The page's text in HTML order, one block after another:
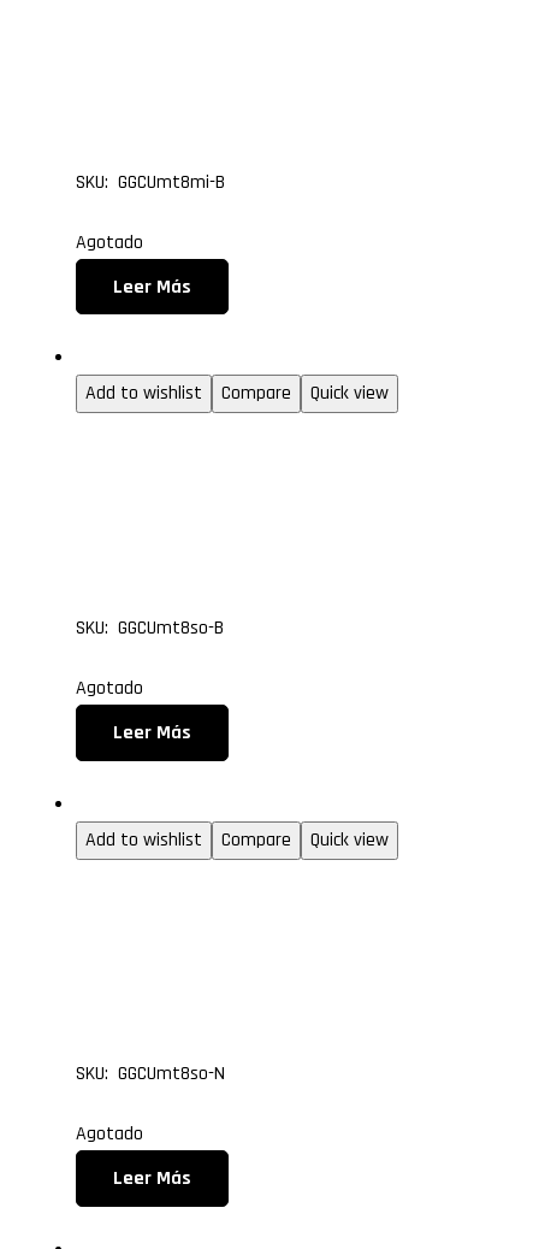
SKU: GGCUmt8mi-B
Agotado
Leer Más
Add to wishlist
Compare Quick view
SKU: GGCUmt8so-B
Agotado
Leer Más
Add to wishlist
Compare Quick view
SKU: GGCUmt8so-N
Agotado
Leer Más